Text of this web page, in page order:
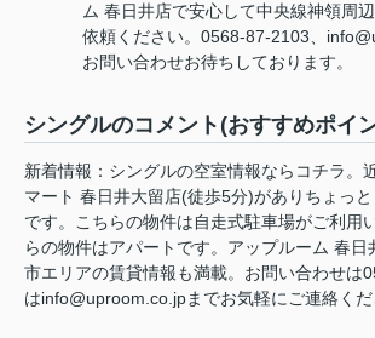
ム 春日井店で安心して中央線神領周
依頼ください。0568-87-2103、
お問い合わせお待ちしております。
シングルのコメント(おすすめポイ
新着情報：シングルの空室情報ならコチラ。
マート 春日井大留店(徒歩5分)がありちょっ
です。こちらの物件は自走式駐車場がご利用
らの物件はアパートです。アップルーム 春日
市エリアの賃貸情報も満載。お問い合わせは
はinfo@uproom.co.jpまでお気軽にご連絡くだ